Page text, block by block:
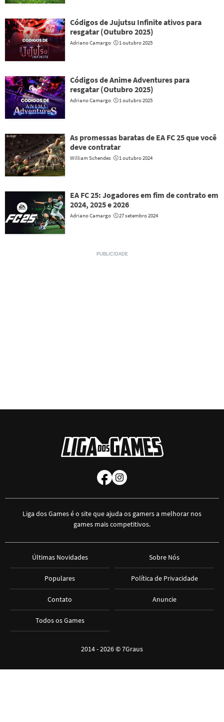
Códigos de Jujutsu Infinite ativos para
resgatar (Outubro 2025)
Adriano Camargo 1 outubro 2025
Códigos de Anime Adventures para
resgatar (Outubro 2025)
Adriano Camargo 1 outubro 2025
As promessas baratas de EA FC 25 que você
deve contratar
William Schendes 1 outubro 2024
EA FC 25: Jogadores em fim de contrato em
2024, 2025 e 2026
Adriano Camargo 27 setembro 2024
Liga dos Games é o site que ajuda os gamers a melhorar nos
games mais competitivos.
Últimas Novidades
Populares
Contato
Todos os Games
Sobre Nós
Política de Privacidade
Anuncie
2014 - 2026 ©7Graus